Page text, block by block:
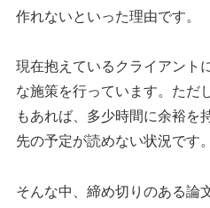
作れないといった理由です。
現在抱えているクライアント
な施策を行っています。ただ
もあれば、多少時間に余裕を
先の予定が読めない状況です。
そんな中、締め切りのある論